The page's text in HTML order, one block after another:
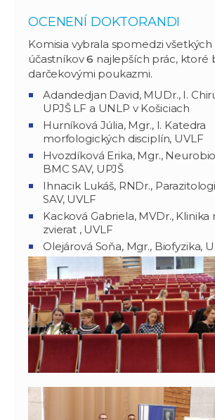
OCENENÍ DOKTORANDI
Komisia vybrala spomedzi všetkých
účastníkov6 najlepších prác, ktoré
darčekovými poukazmi.
Adandedjan David, MUDr., I.
UPJŠ LF a UNLP v Košiciach
Hurníková Júlia, Mgr., I. Katedra
morfologických disciplín, UVLF
Hvozdíková Erika, Mgr.,
BMC SAV, UPJŠ
Ihnacik Lukáš, RNDr.,
SAV, UVLF
Kacková Gabriela, MVDr., Klinika
zvierat , UVLF
Olejárová Soňa, Mgr., Biofyzika,